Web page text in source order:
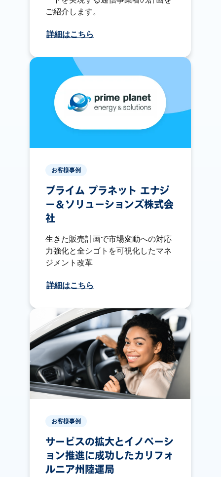
ご紹介します。
詳細はこちら
お客様事例
プライム プラネット エナジ
ー＆ソリューションズ株式会
社
生きた販売計画で市場変動への対応
力強化と全シゴトを可視化したマネ
ジメント改革
詳細はこちら
お客様事例
サービスの拡大とイノベーシ
ョン推進に成功したカリフォ
ルニア州陸運局